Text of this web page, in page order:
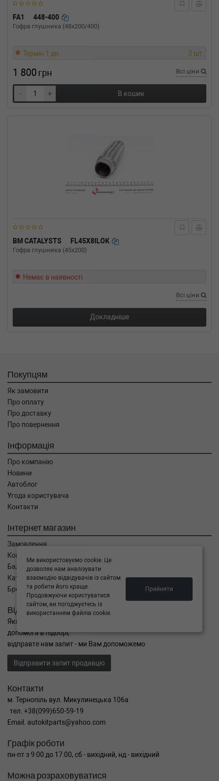
FA1 448-400
Гофра глушника (48x200/400)
Термін 1 дн. 3 шт.
1 800 грн Всі ціни
- + В кошик
BM CATALYSTS FL45X8ILOK
Гофра глушника (45x200)
Немає в наявності
Всі ціни
Докладніше
Покупцям
Як замовити
Про оплату
Про доставку
Про повернення
Інформація
Про компанію
Новини
Автоблог
Угода користувача
Контакти
Інтернет магазин
Замовлення
Кошик
Баланс
Каталог товарів
Бренди
Відправити запит
Якщо Ви не знайшли потрібні запчастини, або Вам потрібна
допомога в підборі,
відправте нам запит - ми Вам допоможемо
Відправити запит продавцю
Контакти
м. Тернопіль вул. Микулинецька 106а
тел. +38(099)650-59-19
Email. autokitparts@yahoo.com
Графік роботи
пн-пт з 9:00 до 17:00, сб - вихідний, нд - вихідний
Можна розраховуватися
Ми використовуємо cookie. Це
дозволяє нам аналізувати
взаємодію відвідувачів із сайтом
та робити його краще.
Продовжуючи користуватися
сайтом, ви погоджуєтесь із
використанням файлів cookie.
Прийняти